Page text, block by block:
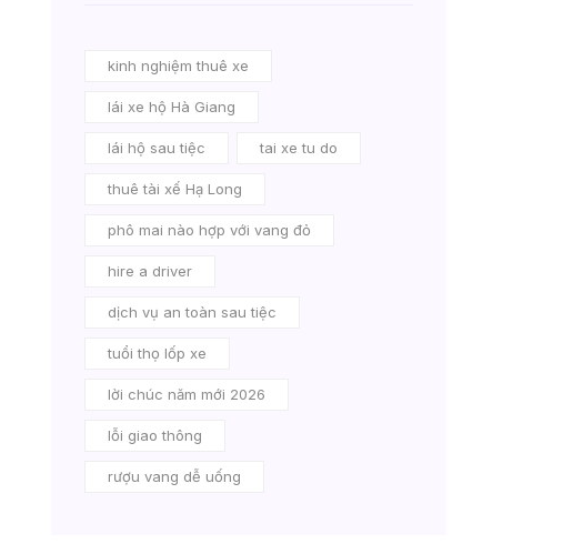
kinh nghiệm thuê xe
lái xe hộ Hà Giang
lái hộ sau tiệc tai xe tu do
thuê tài xế Hạ Long
phô mai nào hợp với vang đỏ
hire a driver
dịch vụ an toàn sau tiệc
tuổi thọ lốp xe
lời chúc năm mới 2026
lỗi giao thông
rượu vang dễ uống